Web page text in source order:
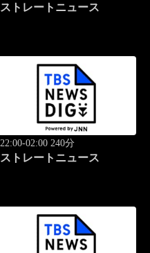
ストレートニュース
22:00-02:00 240分
ストレートニュース